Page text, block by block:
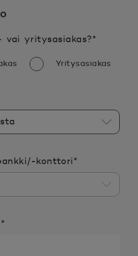
vai yritysasiakas?*
Yritysasiakas
konttori*
*